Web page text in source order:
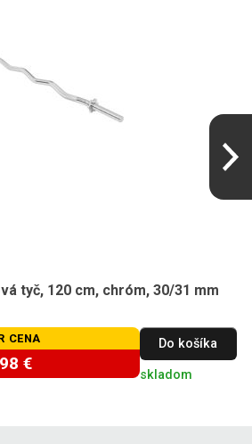
tyč, 120 cm, chróm, 30/31 mm
CENA
€
Do košíka
skladom